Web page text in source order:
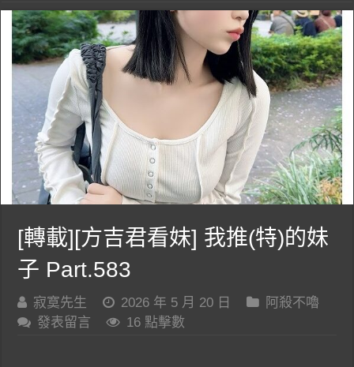
[轉載][方吉君看妹] 我推(特)的妹
子 Part.583
寂寞先生 2026 年 5 月 20 日
阿殺不嚕
發表留言
16 點擊數